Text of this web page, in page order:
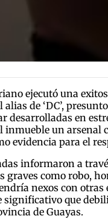
ejecutó una
de ‘DC’,
desarrolladas en
inmueble un arsenal
evidencia para el
informaron a
graves como robo,
nexos con
significativo que
de Guayas.